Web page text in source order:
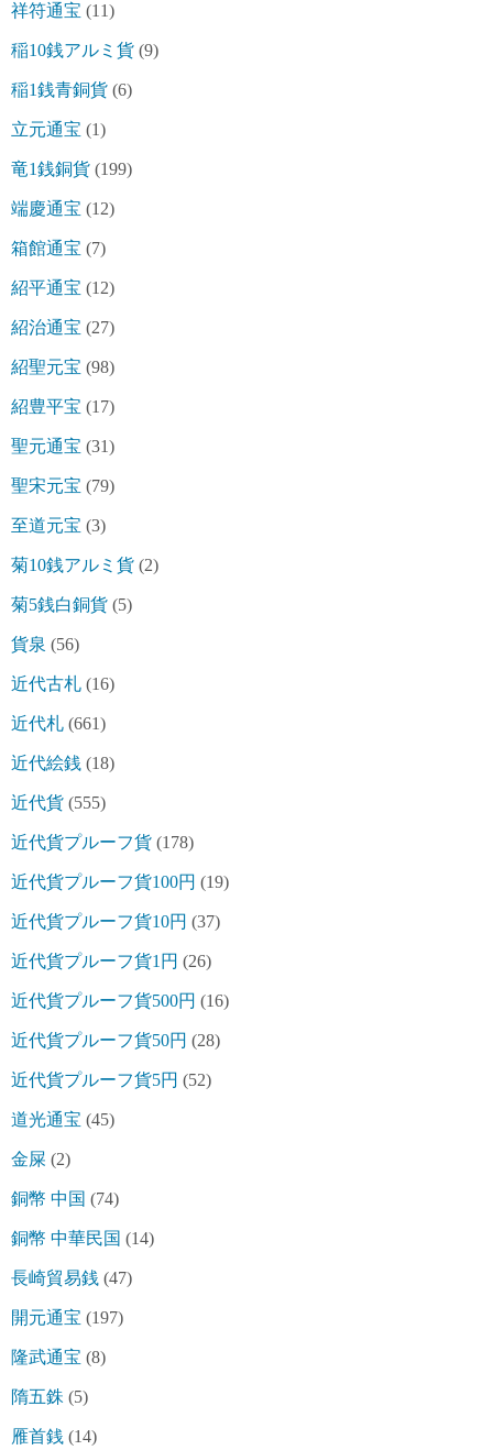
祥符通宝 (11)
稲10銭アルミ貨 (9)
稲1銭青銅貨 (6)
立元通宝 (1)
竜1銭銅貨 (199)
端慶通宝 (12)
箱館通宝 (7)
紹平通宝 (12)
紹治通宝 (27)
紹聖元宝 (98)
紹豊平宝 (17)
聖元通宝 (31)
聖宋元宝 (79)
至道元宝 (3)
菊10銭アルミ貨 (2)
菊5銭白銅貨 (5)
貨泉 (56)
近代古札 (16)
近代札 (661)
近代絵銭 (18)
近代貨 (555)
近代貨プルーフ貨 (178)
近代貨プルーフ貨100円 (19)
近代貨プルーフ貨10円 (37)
近代貨プルーフ貨1円 (26)
近代貨プルーフ貨500円 (16)
近代貨プルーフ貨50円 (28)
近代貨プルーフ貨5円 (52)
道光通宝 (45)
金屎 (2)
銅幣 中国 (74)
銅幣 中華民国 (14)
長崎貿易銭 (47)
開元通宝 (197)
隆武通宝 (8)
隋五銖 (5)
雁首銭 (14)